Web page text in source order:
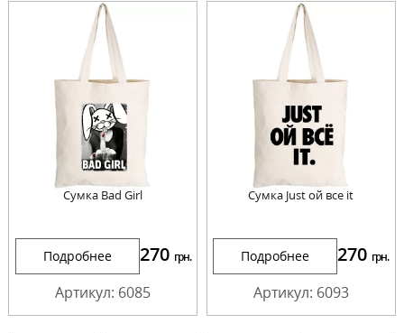
Сумка Bad Girl
Подробнее 270 грн.
Артикул: 6085
Сумка Just ой все it
Подробнее 270 грн.
Артикул: 6093